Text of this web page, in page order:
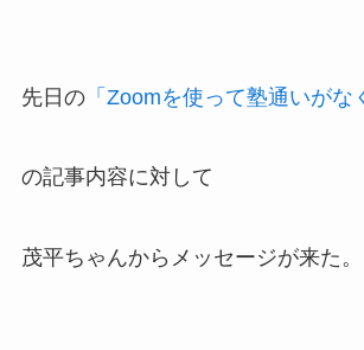
先日の「Zoomを使って塾通いがな
の記事内容に対して
茂平ちゃんからメッセージが来た。